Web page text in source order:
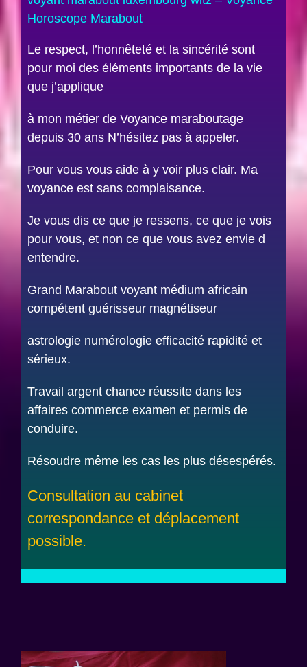
Horoscope Marabout
Le respect, l’honnêteté et la sincérité sont
pour moi des éléments importants de la vie
que j’applique
à mon métier de Voyance maraboutage
depuis 30 ans N’hésitez pas à appeler.
Pour vous vous aide à y voir plus clair. Ma
voyance est sans complaisance.
Je vous dis ce que je ressens, ce que je vois
pour vous, et non ce que vous avez envie d
entendre.
Grand Marabout voyant médium africain
compétent guérisseur magnétiseur
astrologie numérologie efficacité rapidité et
sérieux.
Travail argent chance réussite dans les
affaires commerce examen et permis de
conduire.
Résoudre même les cas les plus désespérés.
Consultation au cabinet
correspondance et déplacement
possible.